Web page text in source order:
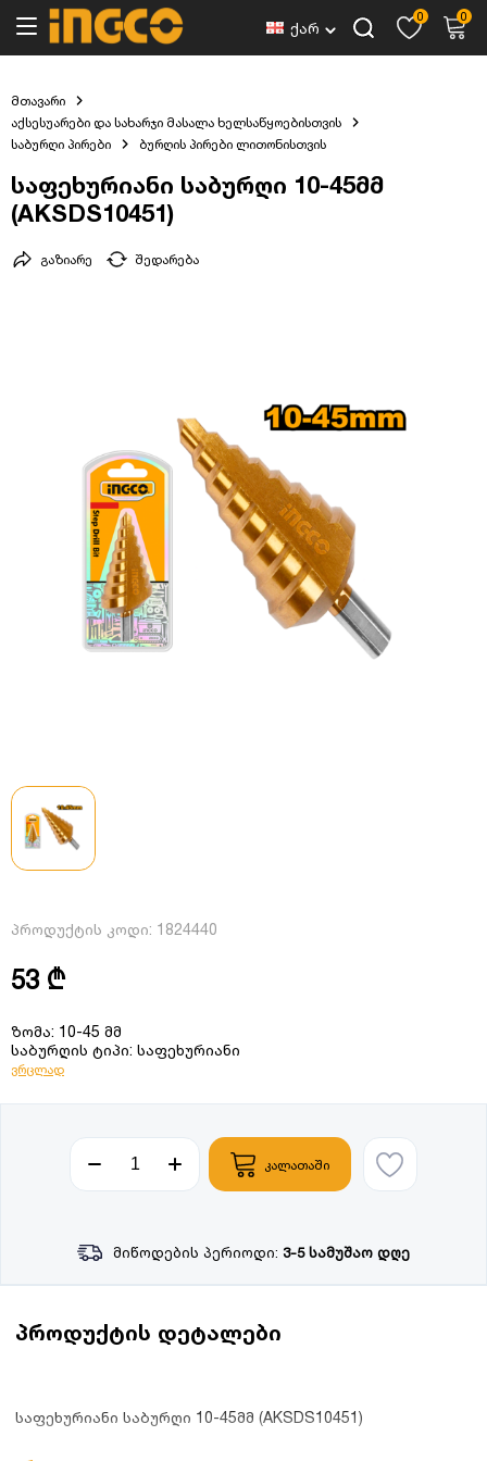
ქარ
0 0
მთავარი
აქსესუარები და სახარჯი მასალა ხელსაწყოებისთვის
საბურღი პირები
ბურღის პირები ლითონისთვის
საფეხურიანი საბურღი 10-45მმ
(AKSDS10451)
შედარება
გაზიარე
პროდუქტის კოდი: 1824440
53 ₾
ზომა: 10-45 მმ
საბურღის ტიპი: საფეხურიანი
ვრცლად
კალათაში
მიწოდების პერიოდი: 3-5 სამუშაო დღე
პროდუქტის დეტალები
საფეხურიანი საბურღი 10-45მმ (AKSDS10451)